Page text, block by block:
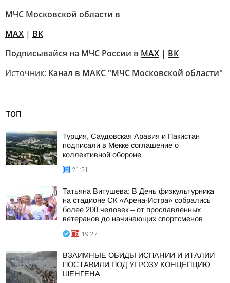
МЧС Московской области в
MAX | ВК
Подписывайся на МЧС России в MAX | ВК
Источник: Канал в МАКС "МЧС Московской области"
ТОП
Турция, Саудовская Аравия и Пакистан
подписали в Мекке соглашение о
коллективной обороне
21:51
Татьяна Витушева: В День физкультурника
на стадионе СК «Арена-Истра» собрались
более 200 человек – от прославленных
ветеранов до начинающих спортсменов
19:27
ВЗАИМНЫЕ ОБИДЫ ИСПАНИИ И ИТАЛИИ
ПОСТАВИЛИ ПОД УГРОЗУ КОНЦЕПЦИЮ
ШЕНГЕНА